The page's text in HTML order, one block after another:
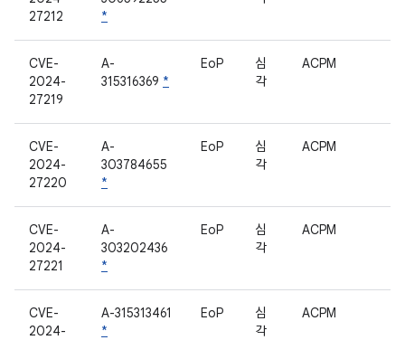
27212
*
CVE-
2024-
27219
A-
315316369 *
EoP
심
각
ACPM
CVE-
2024-
27220
A-
303784655
*
EoP
심
각
ACPM
CVE-
2024-
27221
A-
303202436
*
EoP
심
각
ACPM
CVE-
2024-
A-315313461
*
EoP
심
각
ACPM